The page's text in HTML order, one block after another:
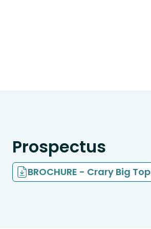
Prospectus
BROCHURE - Crary Big Top